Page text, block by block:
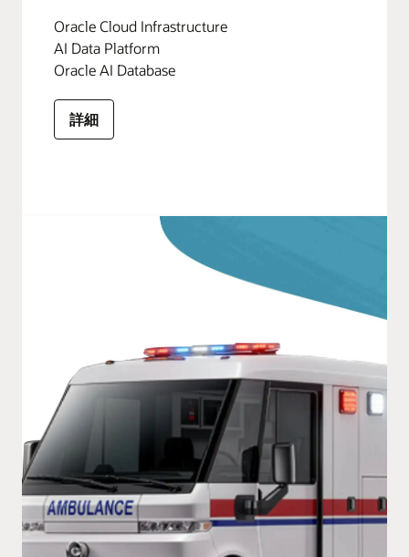
Oracle Cloud Infrastructure
AI Data Platform
Oracle AI Database
詳細